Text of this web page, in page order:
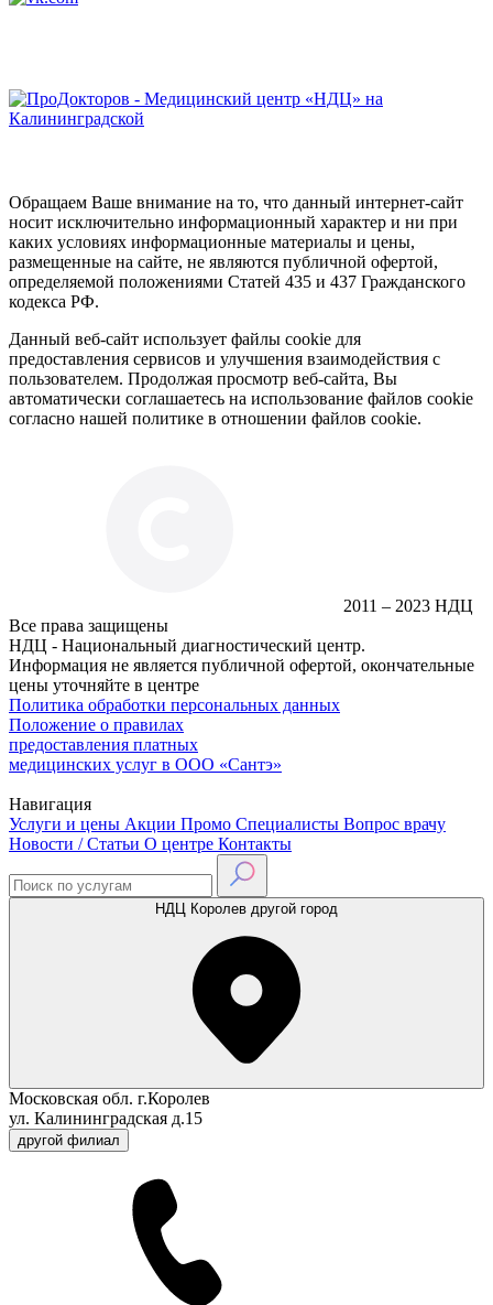
Обращаем Ваше внимание на то, что данный интернет-сайт
носит исключительно информационный характер и ни при
каких условиях информационные материалы и цены,
размещенные на сайте, не являются публичной офертой,
определяемой положениями Статей 435 и 437 Гражданского
кодекса РФ.
Данный веб-сайт использует файлы cookie для
предоставления сервисов и улучшения взаимодействия с
пользователем. Продолжая просмотр веб-сайта, Вы
автоматически соглашаетесь на использование файлов cookie
согласно нашей политике в отношении файлов cookie.
2011 – 2023 НДЦ
Все права защищены
НДЦ - Национальный диагностический центр.
Информация не является публичной офертой, окончательные
цены уточняйте в центре
Политика обработки персональных данных
Положение о правилах
предоставления платных
медицинских услуг в ООО «Сантэ»
Навигация
Услуги и цены Акции Промо Специалисты Вопрос врачу
Новости / Статьи О центре Контакты
НДЦ Королев другой город
Московская обл. г.Королев
ул. Калининградская д.15
другой филиал